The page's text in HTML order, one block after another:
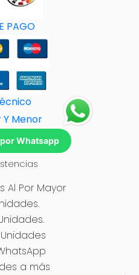
PAGO
Y Menor
Whatsapp
Al Por Mayor
Unidades
a más